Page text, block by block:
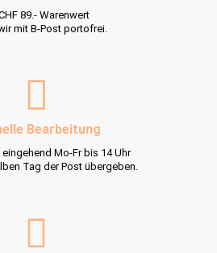
89.- Warenwert
mit B-Post portofrei.
Bearbeitung
Mo-Fr bis 14 Uhr
Tag der Post übergeben.